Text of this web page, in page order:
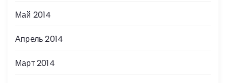
Май 2014
Апрель 2014
Март 2014